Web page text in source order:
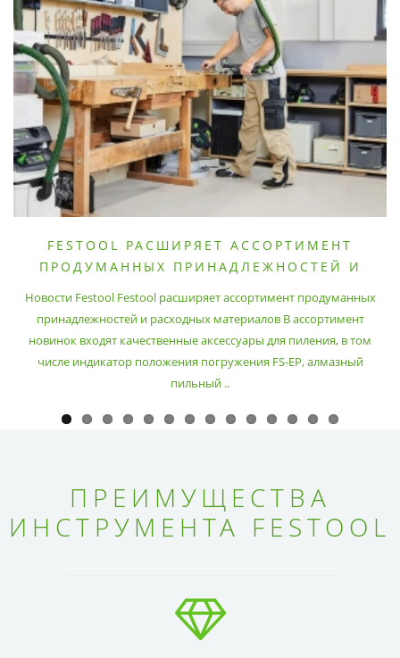
FESTOOL РАСШИРЯЕТ АССОРТИМЕНТ
ПРОДУМАННЫХ ПРИНАДЛЕЖНОСТЕЙ И
Новости Festool Festool расширяет ассортимент продуманных
принадлежностей и расходных материалов В ассортимент
новинок входят качественные аксессуары для пиления, в том
числе индикатор положения погружения FS-EP, алмазный
пильный ..
ПРЕИМУЩЕСТВА
ИНСТРУМЕНТА FESTOOL